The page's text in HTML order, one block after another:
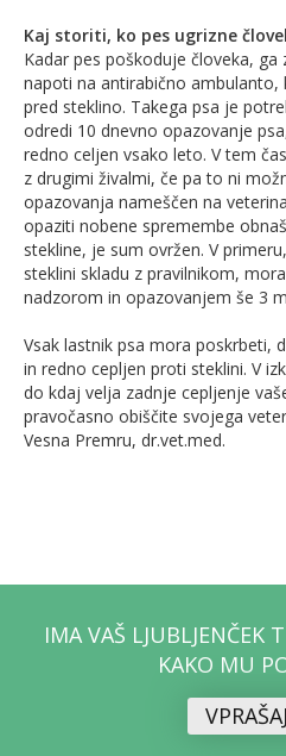
Kaj storiti, ko pes ugrizne
Kadar pes poškoduje človeka,
napoti na antirabično
pred steklino. Takega psa je
odredi 10 dnevno opazovanje
redno celjen vsako leto. V tem
z drugimi živalmi, če pa to ni
opazovanja nameščen na
opaziti nobene spremembe
stekline, je sum ovržen. V
steklini skladu z pravilnikom,
nadzorom in opazovanjem še 3
Vsak lastnik psa mora poskrbeti,
in redno cepljen proti steklini. V
do kdaj velja zadnje cepljenje
pravočasno obiščite svojega
Vesna Premru, dr.vet.med.
IMA VAŠ LJUBLJENČEK
KAKO MU